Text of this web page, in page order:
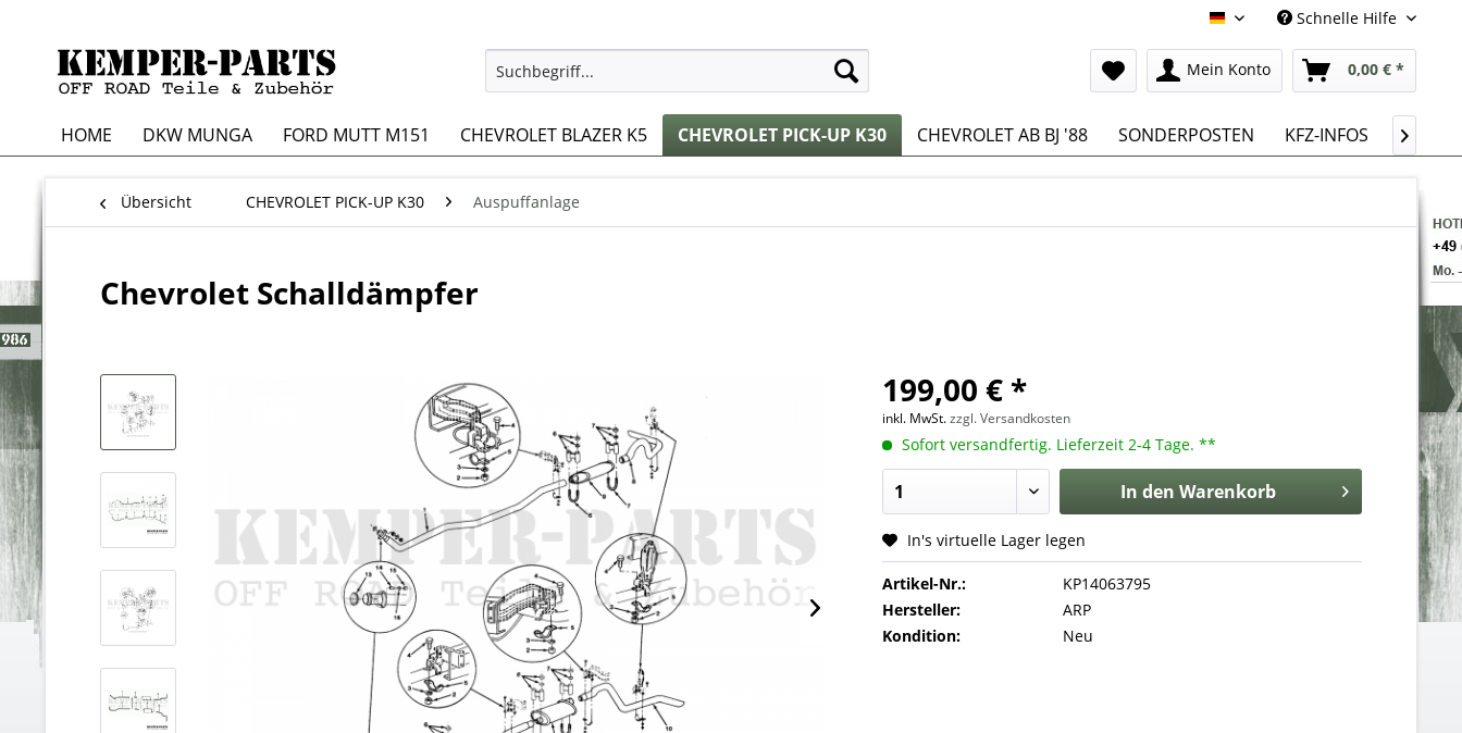
Deutsch Schnelle Hilfe
Mein Konto 0,00 € *
HOME DKW MUNGA FORD MUTT M151 CHEVROLET BLAZER K5 CHEVROLET PICK-UP K30 CHEVROLET AB BJ '88 SONDERPOSTEN KFZ-INFOS 
Übersicht CHEVROLET PICK-UP K30 Auspuffanlage
Chevrolet Schalldämpfer
199,00 € *
inkl. MwSt.zzgl. Versandkosten
Sofort versandfertig. Lieferzeit 2-4 Tage. **
In den Warenkorb
In's virtuelle Lager legen
Artikel-Nr.:
KP14063795
Hersteller:
ARP
Kondition:
Neu